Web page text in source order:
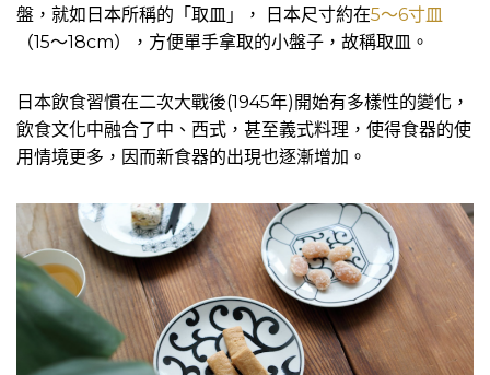
盤，就如日本所稱的「取皿」， 日本尺寸約在5～6寸皿
（15～18cm），方便單手拿取的小盤子，故稱取皿。
日本飲食習慣在二次大戰後(1945年)開始有多樣性的變化，
飲食文化中融合了中、西式，甚至義式料理，使得食器的使
用情境更多，因而新食器的出現也逐漸增加。